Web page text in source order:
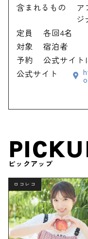
含まれるもの
ア
ジ
定員
各回4名
対象
宿泊者
予約
公式サイト
公式サイト
ピックアップ
ロコレコ